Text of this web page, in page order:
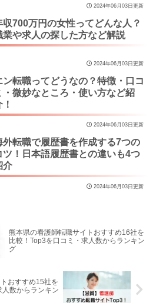
2024年06月03日更新
収700万円の女性ってどんな人？
業や求人の探した方など解説
2024年06月03日更新
ン転職ってどうなの？特徴・口コ
・微妙なところ・使い方など紹
2024年06月03日更新
外転職で履歴書を作成する7つの
ツ！日本語履歴書との違いも4つ
介
2024年06月03日更新
熊本県の看護師転職サイトおすすめ16社を
比較！Top3を口コミ・求人数からランキン
グ
おすすめ15社を
数からランキン